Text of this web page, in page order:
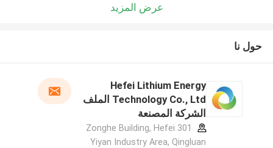
عرض المزيد
حول نا
Hefei Lithium Energy
Technology Co., Ltd الملف
الشركة المصنعة
301 Zonghe Building, Hefei
Yiyan Industry Area, Qingluan